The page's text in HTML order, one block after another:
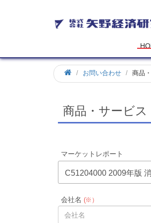
矢
野
研
究
所
お問い合わせ 商品
商品・サービ
マーケットレポート
C51204000 2009年版
会社名 (※）